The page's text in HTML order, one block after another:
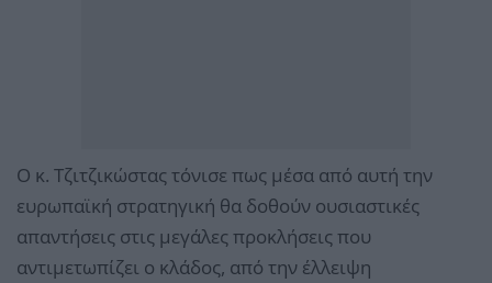
Ο κ. Τζιτζικώστας τόνισε πως μέσα από αυτή την
ευρωπαϊκή στρατηγική θα δοθούν ουσιαστικές
απαντήσεις στις μεγάλες προκλήσεις που
αντιμετωπίζει ο κλάδος, από την έλλειψη